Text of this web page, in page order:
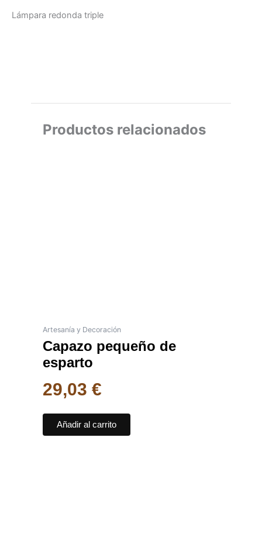
Lámpara redonda triple
Productos relacionados
Artesanía y Decoración
Capazo pequeño de
esparto
29,03 €
Añadir al carrito